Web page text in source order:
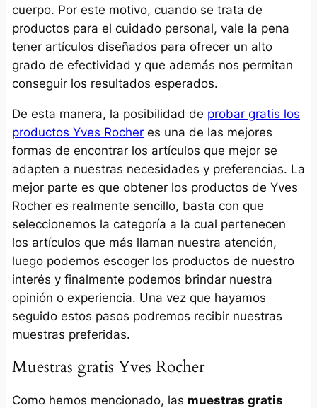
cuerpo. Por este motivo, cuando se trata de
productos para el cuidado personal, vale la pena
tener artículos diseñados para ofrecer un alto
grado de efectividad y que además nos permitan
conseguir los resultados esperados.
De esta manera, la posibilidad de probar gratis los
productos Yves Rocheres una de las mejores
formas de encontrar los artículos que mejor se
adapten a nuestras necesidades y preferencias. La
mejor parte es que obtener los productos de Yves
Rocher es realmente sencillo, basta con que
seleccionemos la categoría a la cual pertenecen
los artículos que más llaman nuestra atención,
luego podemos escoger los productos de nuestro
interés y finalmente podemos brindar nuestra
opinión o experiencia. Una vez que hayamos
seguido estos pasos podremos recibir nuestras
muestras preferidas.
Muestras gratis Yves Rocher
Como hemos mencionado, las muestras gratis